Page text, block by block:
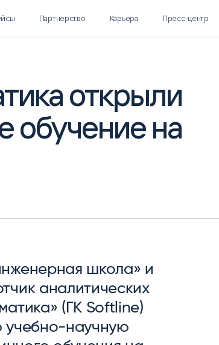
SL Soft AI
AI ДЛЯ ГИПЕРАВТОМАТИЗАЦИИ
SL Soft Flow
BPM + ECM
ОБРАБОТКА
MD Audit
КОНТРОЛЬ ОПЕРАЦИОННОЙ
ИНСТРУМЕНТЫ АНАЛИТИКИ
Партнерство Карьера Пресс-центр
открыли
на
школа» и
аналитических
(ГК Softline)
учебно-научную